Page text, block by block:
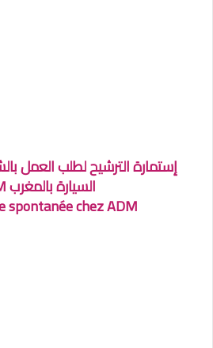
إستمارة الترشيح لطلب العمل
السيارة بالمغرب ADM
spontanée chez ADM